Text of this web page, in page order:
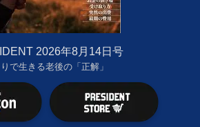
2026年8月14日号
で生きる老後の「正解」